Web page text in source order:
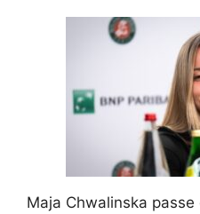
Maja Chwalinska passe